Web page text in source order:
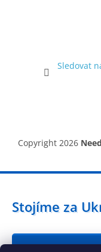
Sledovat
Copyright 2026
Stojíme za